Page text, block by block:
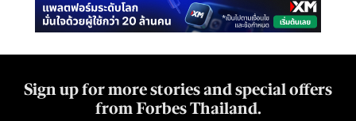
Sign up for more stories and special offers
from Forbes Thailand.